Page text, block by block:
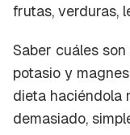
frutas, verduras,
Saber cuáles
potasio y
dieta haciéndola
demasiado,